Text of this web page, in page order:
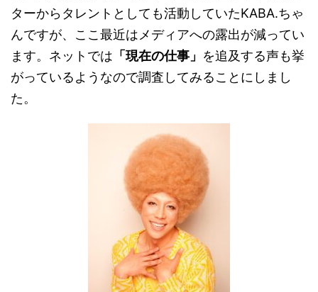
ターからタレントとしても活動していたKABA.ちゃ
んですが、ここ最近はメディアへの露出が減ってい
ます。ネットでは 「現在の仕事」 を追及する声も挙
がっているようなので調査してみることにしまし
た。